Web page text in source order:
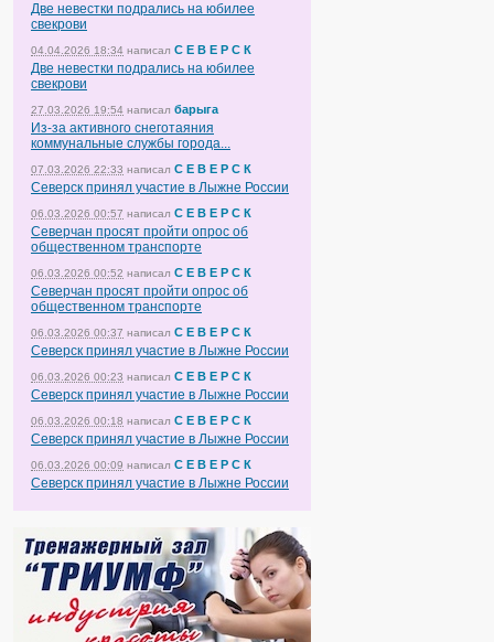
Две невестки подрались на юбилее
свекрови
04.04.2026 18:34 написал С Е В Е Р С К
Две невестки подрались на юбилее
свекрови
27.03.2026 19:54 написал барыга
Из-за активного снеготаяния
коммунальные службы города...
07.03.2026 22:33 написал С Е В Е Р С К
Северск принял участие в Лыжне России
06.03.2026 00:57 написал С Е В Е Р С К
Северчан просят пройти опрос об
общественном транспорте
06.03.2026 00:52 написал С Е В Е Р С К
Северчан просят пройти опрос об
общественном транспорте
06.03.2026 00:37 написал С Е В Е Р С К
Северск принял участие в Лыжне России
06.03.2026 00:23 написал С Е В Е Р С К
Северск принял участие в Лыжне России
06.03.2026 00:18 написал С Е В Е Р С К
Северск принял участие в Лыжне России
06.03.2026 00:09 написал С Е В Е Р С К
Северск принял участие в Лыжне России